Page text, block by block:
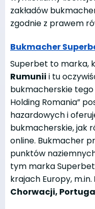
zakładów
zgodnie z prawem
Bukmacher
Superbet to marka,
Rumunii i tu
bukmacherskie
Holding Romania”
hazardowych i
bukmacherskie, jak
online. Bukmacher
punktów
tym marka
krajach Europy, m.in.
Chorwacji,